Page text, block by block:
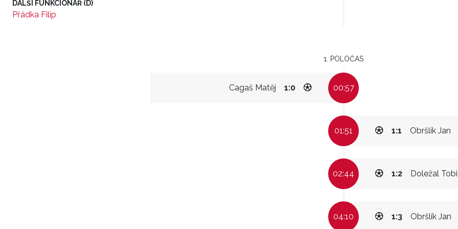
DALŠÍ FUNKCIONÁŘ (D)
Přádka Filip
1. POLOČAS
Cagaš Matěj 1:0 00:57
01:51 Obršlík Jan
1:1
02:44 Doležal
1:2
04:10 Obršlík Jan
1:3